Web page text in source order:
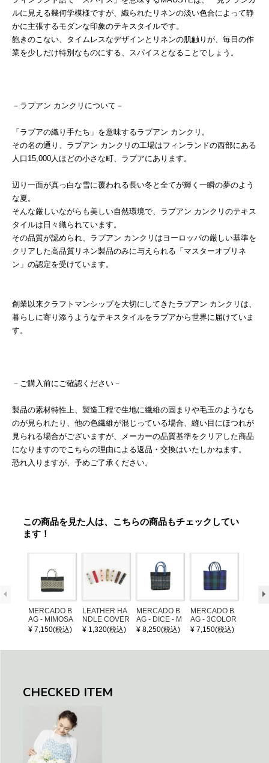
ルに見える幾何学模様ですが、織られたリネンの淡い色合によって静
かに主張するモダンな印象のテキスタイルです。
飽きのこない、タイムレスなデザインとリネンの肌触りが、毎日の作
業を少しだけ特別なものにする、スパイスとなることでしょう。
－ラプアン カンクリについて－
「ラプアの織り手たち」を意味するラプアン カンクリ。
その名の通り、ラプアン カンクリの工場はフィンランドの西部にある
人口15,000人ほどの小さな町、ラプアにあります。
辺り一面が真っ白な雪に覆われる長い冬と全てが輝く一瞬の夢のよう
な夏。
そんな厳しいながらも美しい自然環境で、ラプアン カンクリのテキス
タイルは日々織られています。
その品質が認められ、ラプアン カンクリはヨーロッパの厳しい基準を
クリアした高品質リネン製品のみに与えられる「マスターオブリネ
ン」の認定を受けています。
創業以来クラフトマンシップを大切にしてきたラプアン カンクリは、
暮らしに寄り添うようなテキスタイルをラプアから世界に届けていま
す。
－ご購入前にご確認ください－
製品の素材特性上、製造工程で生地に繊維の固まりや毛玉のようなも
のが見られたり、他の色繊維が混じっている場合、縫い目にほつれが
見られる場合がございますが、メーカーの品質基準をクリアした商品
になりますのでこちらの理由による返品・交換はいたしかねます。
恐れ入りますが、予めご了承ください。
この商品を見た人は、こちらの商品もチェックしてい
ます！
MERCADO B
AG - MIMOSA
- Black / Crea
¥ 7,150(税込)
LEATHER HA
NDLE COVER
¥ 1,320(税込)
MERCADO B
AG - DICE - M
OSAIC - Black
¥ 8,250(税込)
MERCADO B
AG - 3COLOR
S CHECK - Bl
¥ 7,150(税込)
CHECKED ITEM